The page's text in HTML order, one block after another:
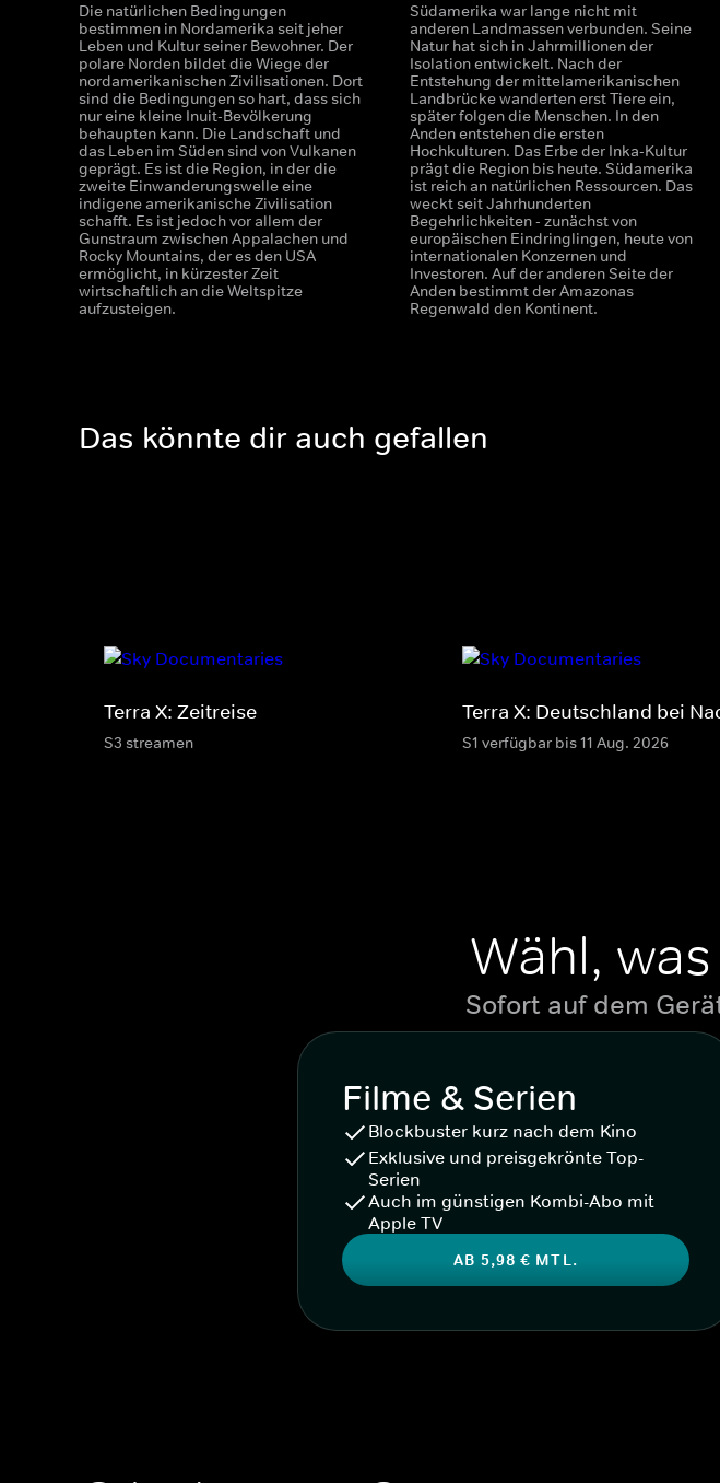
Die natürlichen Bedingungen
bestimmen in Nordamerika seit jeher
Leben und Kultur seiner Bewohner. Der
polare Norden bildet die Wiege der
nordamerikanischen Zivilisationen. Dort
sind die Bedingungen so hart, dass sich
nur eine kleine Inuit-Bevölkerung
behaupten kann. Die Landschaft und
das Leben im Süden sind von Vulkanen
geprägt. Es ist die Region, in der die
zweite Einwanderungswelle eine
indigene amerikanische Zivilisation
schafft. Es ist jedoch vor allem der
Gunstraum zwischen Appalachen und
Rocky Mountains, der es den USA
ermöglicht, in kürzester Zeit
wirtschaftlich an die Weltspitze
aufzusteigen.
Südamerika war lange nicht mit
anderen Landmassen verbunden. Seine
Natur hat sich in Jahrmillionen der
Isolation entwickelt. Nach der
Entstehung der mittelamerikanischen
Landbrücke wanderten erst Tiere ein,
später folgen die Menschen. In den
Anden entstehen die ersten
Hochkulturen. Das Erbe der Inka-Kultur
prägt die Region bis heute. Südamerika
ist reich an natürlichen Ressourcen. Das
weckt seit Jahrhunderten
Begehrlichkeiten - zunächst von
europäischen Eindringlingen, heute von
internationalen Konzernen und
Investoren. Auf der anderen Seite der
Anden bestimmt der Amazonas
Regenwald den Kontinent.
Das könnte dir auch gefallen
Terra X: Zeitreise
S3 streamen
Terra X: Deutschland bei
S1 verfügbar bis 11 Aug. 2026
Wähl,
Sofort auf dem
Filme & Serien
Blockbuster kurz nach dem Kino
Exklusive und preisgekrönte Top-
Serien
Auch im günstigen Kombi-Abo mit
Apple TV
AB 5,98 € MTL.